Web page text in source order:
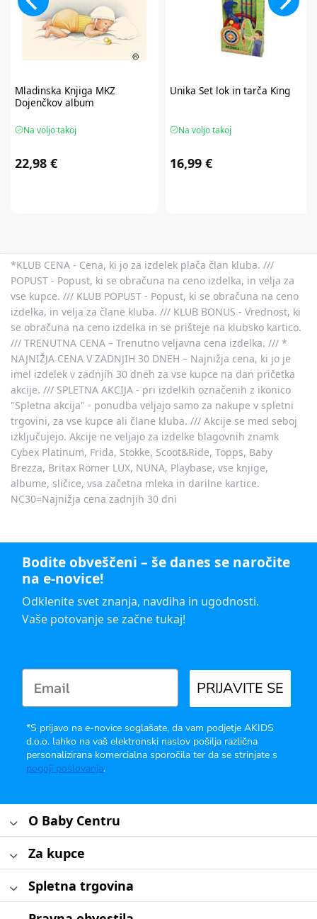
Mladinska Knjiga MKZ
Dojenčkov album
Na voljo takoj
22,98 €
Unika Set lok in tarča King
Na voljo takoj
16,99 €
*KLUB CENA - Cena, ki jo za izdelek plača član kluba. ///
POPUST - Popust, ki se obračuna na ceno izdelka, in velja za
vse kupce. /// KLUB POPUST - Popust, ki se obračuna na ceno
izdelka, in velja za člane kluba. /// KLUB BONUS - Vrednost, ki
se obračuna na ceno izdelka in se prišteje na klubsko kartico.
/// TRENUTNA CENA – Trenutno veljavna cena izdelka. /// *
NAJNIŽJA CENA V ZADNJIH 30 DNEH – Najnižja cena, ki jo je
imel izdelek v zadnjih 30 dneh za vse kupce na dan pričetka
akcije. /// SPLETNA AKCIJA - pri izdelkih označenih z ikonico
"Spletna akcija" - ponudba veljajo samo za nakupe v spletni
trgovini, za vse kupce ali člane kluba. /// Akcije se med seboj
izključujejo. Akcije ne veljajo za izdelke blagovnih znamk
Cybex Platinum, Frida, Stokke, Scoot&Ride, Topps, Baby
Brezza, Britax Römer LUX, NUNA, Playbase, vse knjige,
albume, sličice, vsa začetna mleka in darilne kartice.
NC30=Najnižja cena zadnjih 30 dni
Bodite obveščeni – še danes se naročite
na e-novice!
Odklenite svet znanja, navdiha in ugodnosti.
Vaše potovanje se začne tukaj!
PRIJAVITE SE
*S prijavo na e-novice soglašate, da vam podjetje AKIDS
d.o.o. lahko na vaš elektronski naslov pošilja različna
personalizirana komercialna sporočila ter da se strinjate s
pogoji poslovanja.
O Baby Centru
Za kupce
Spletna trgovina